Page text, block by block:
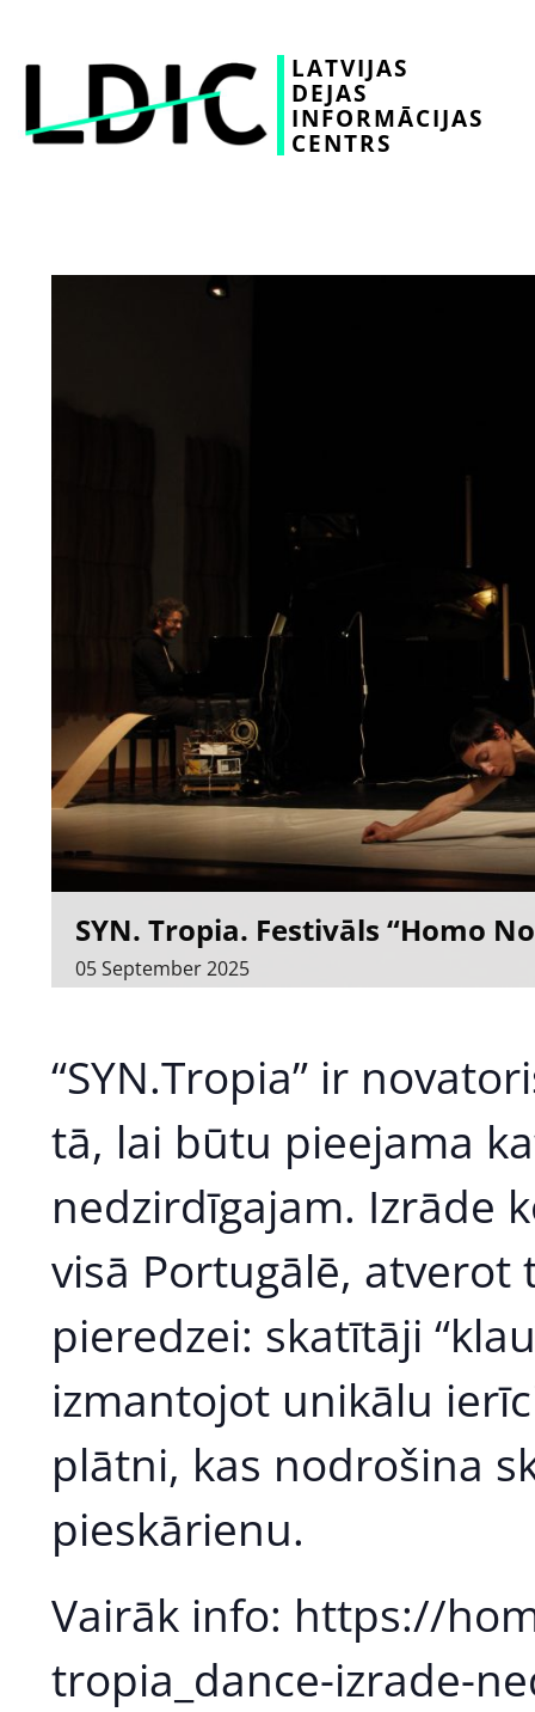
LATVIJAS
DEJAS
INFORMĀCIJAS
CENTRS
SYN. Tropia. Festivāls “Homo
05September2025
“SYN.Tropia” ir
tā, lai būtu pieejama
nedzirdīgajam. Izrāde
visā Portugālē,
pieredzei: skatītāji
izmantojot unikālu
plātni, kas nodrošina
pieskārienu.
Vairāk info: https://
tropia_dance-izrade-